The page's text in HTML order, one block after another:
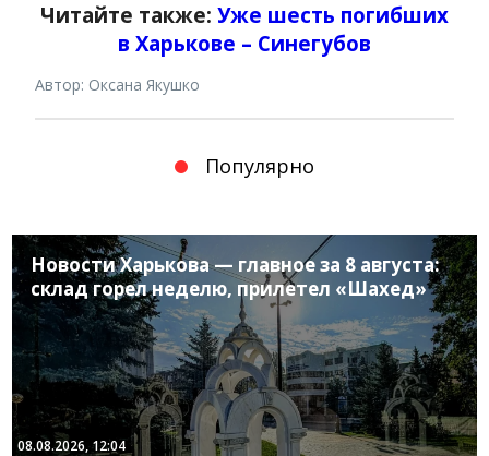
Читайте также: Уже шесть погибших
в Харькове – Синегубов
Автор: Оксана Якушко
Популярно
Новости Харькова — главное за 8 августа:
склад горел неделю, прилетел «Шахед»
08.08.2026, 12:04